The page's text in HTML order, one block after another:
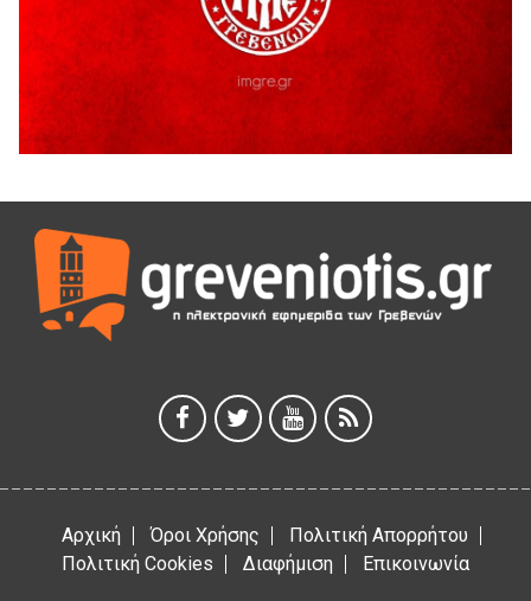
Ευχαριστήριο Εκπολιτιστικού Συλλόγου Ταξιάρχη προς κ.
Παρασχάκη Αθανάσιο
5 Αυγούστου 2026
Διακοπή υδροδότησης του Α΄ κλάδου ύδρευσης
5 Αυγούστου 2026
Θερινό Σινεμά στο πλαίσιο του «Πολιτιστικού
Καλοκαιριού 2026» με την βραβευμένη ταινία «Μικρές
Ανάσες».
5 Αυγούστου 2026
5 Αυγούστου 2026
Αρχική Όροι Χρήσης
Πολιτική Απορρήτου
Πολιτική Cookies
Διαφήμιση Επικοινωνία